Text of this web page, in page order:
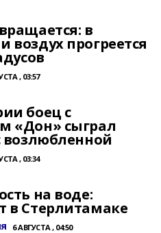
в
воздух прогреется
, 03:57
боец с
«Дон» сыграл
возлюбленной
, 03:34
на воде:
в Стерлитамаке
6 АВГУСТА , 04:50